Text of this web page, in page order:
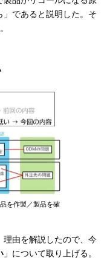
であると説明した。そ
を作製／製品を確
由を解説したので、今
」について取り上げる。